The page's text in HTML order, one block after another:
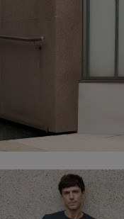
WESSLEY
T-Shirt aus Bio-Baumwolle